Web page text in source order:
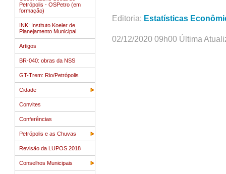
Petrópolis - OSPetro (em
formação)
INK: Instituto Koeler de
Planejamento Municipal
Artigos
BR-040: obras da NSS
GT-Trem: Rio/Petrópolis
Cidade
Convites
Conferências
Petrópolis e as Chuvas
Revisão da LUPOS 2018
Conselhos Municipais
Editoria: Estatísticas
02/12/2020 09h00 Última